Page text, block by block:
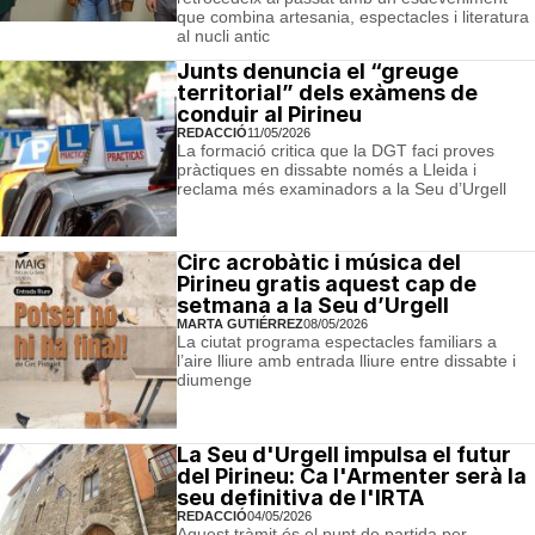
que combina artesania, espectacles i literatura
al nucli antic
Junts denuncia el “greuge
territorial” dels exàmens de
conduir al Pirineu
REDACCIÓ11/05/2026
La formació critica que la DGT faci proves
pràctiques en dissabte només a Lleida i
reclama més examinadors a la Seu d’Urgell
Circ acrobàtic i música del
Pirineu gratis aquest cap de
setmana a la Seu d’Urgell
MARTA GUTIÉRREZ08/05/2026
La ciutat programa espectacles familiars a
l’aire lliure amb entrada lliure entre dissabte i
diumenge
La Seu d'Urgell impulsa el futur
del Pirineu: Ca l'Armenter serà la
seu definitiva de l'IRTA
REDACCIÓ04/05/2026